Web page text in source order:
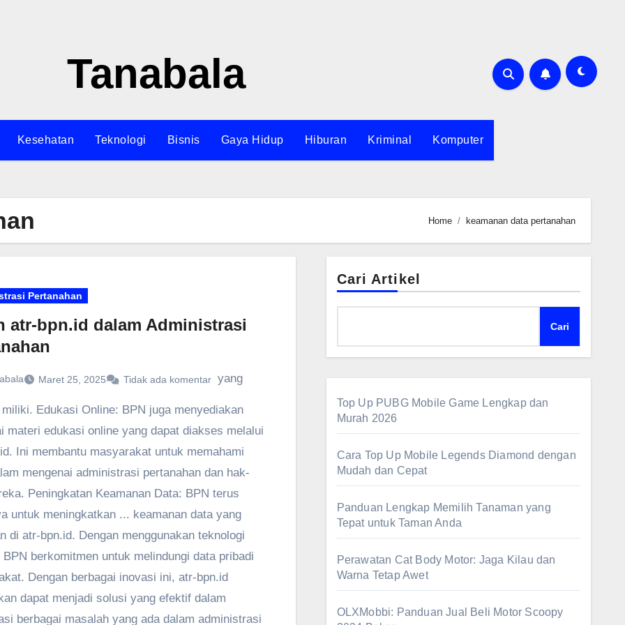
Tanabala
Kesehatan Teknologi Bisnis Gaya Hidup Hiburan Kriminal Komputer
Home keamanan data pertanahan
Pertanahan
atr-bpn.id dalam Administrasi
Maret 25, 2025 Tidak ada komentar yang
Edukasi Online: BPN juga menyediakan
materi edukasi online yang dapat diakses melalui
Ini membantu masyarakat untuk memahami
mengenai administrasi pertanahan dan hak-
Peningkatan Keamanan Data: BPN terus
untuk meningkatkan ... keamanan data yang
di atr-bpn.id. Dengan menggunakan teknologi
berkomitmen untuk melindungi data pribadi
Dengan berbagai inovasi ini, atr-bpn.id
dapat menjadi solusi yang efektif dalam
berbagai masalah yang ada dalam administrasi
Cari Artikel
Cari
Top Up PUBG Mobile Game Lengkap dan
Murah 2026
Cara Top Up Mobile Legends Diamond dengan
Mudah dan Cepat
Panduan Lengkap Memilih Tanaman yang
Tepat untuk Taman Anda
Perawatan Cat Body Motor: Jaga Kilau dan
Warna Tetap Awet
OLXMobbi: Panduan Jual Beli Motor Scoopy